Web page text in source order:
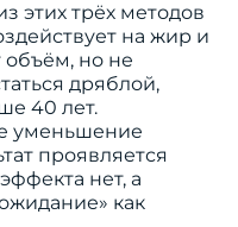
этих трёх методов
на жир и
объём, но не
дряблой,
40 лет.
уменьшение
проявляется
нет, а
как